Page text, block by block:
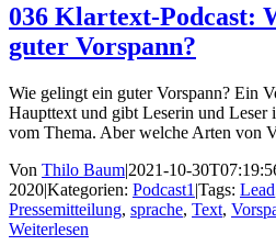
036 Klartext-Podcast:
guter Vorspann?
Wie gelingt ein guter Vorspann? Ein
Haupttext und gibt Leserin und
vom Thema. Aber welche Arten von
Von Thilo Baum|2021-10-
2020|Kategorien: Podcast1 |Tags: Lead
Pressemitteilung, sprache, Text,
Weiterlesen